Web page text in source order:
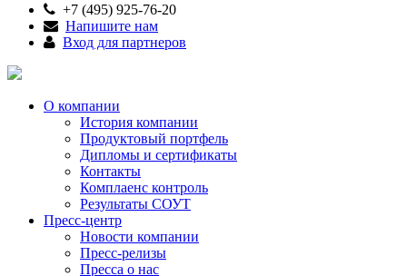
+7 (495) 925-76-20
Напишите нам
Вход для партнеров
О компании
История компании
Продуктовый портфель
Дипломы и сертификаты
Контакты
Комплаенс контроль
Результаты СОУТ
Пресс-центр
Новости компании
Пресс-релизы
Пресса о нас